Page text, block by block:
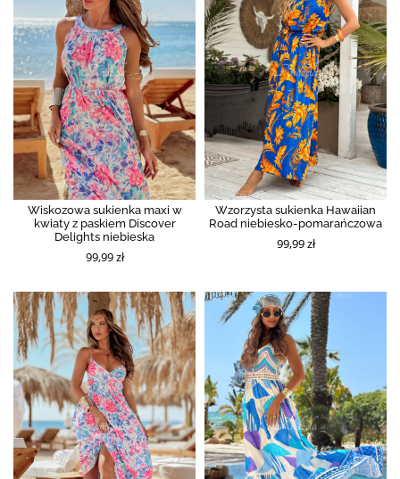
Wiskozowa sukienka maxi w
kwiaty z paskiem Discover
Delights niebieska
99,99 zł
Wzorzysta sukienka Hawaiian
Road niebiesko-pomarańczowa
99,99 zł